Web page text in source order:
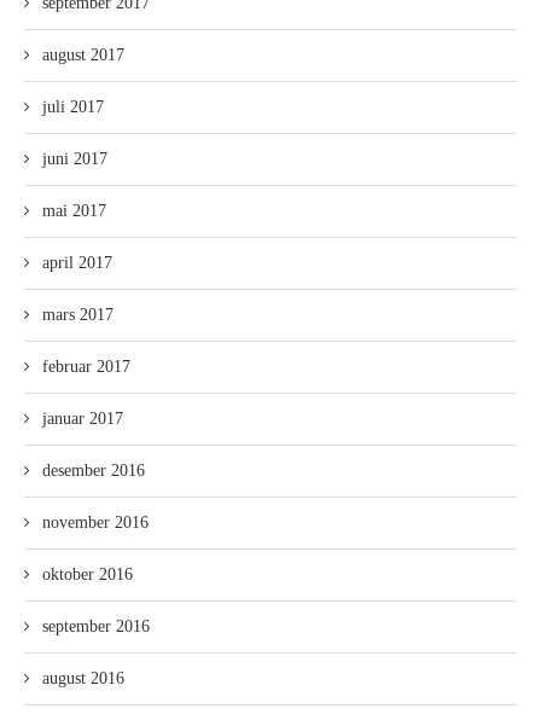
august 2017
juli 2017
juni 2017
mai 2017
april 2017
mars 2017
februar 2017
januar 2017
desember 2016
november 2016
oktober 2016
september 2016
august 2016